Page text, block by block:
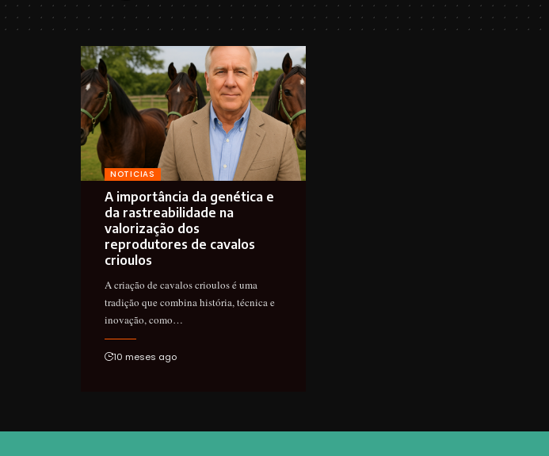
NOTICIAS
A importância da genética e
da rastreabilidade na
valorização dos
reprodutores de cavalos
crioulos
A criação de cavalos crioulos é uma
tradição que combina história, técnica e
inovação, como…
10 meses ago